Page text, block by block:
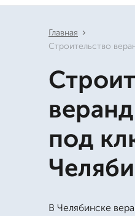
Главная
Строительство
под
В Челябинске